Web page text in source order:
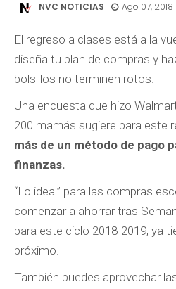
NVC NOTICIAS Ago 07, 2018
El regreso a clases está a la
diseña tu plan de compras y
bolsillos no terminen rotos.
Una encuesta que hizo
200 mamás sugiere para este
más de un método de pago
finanzas.
“Lo ideal” para las compras
comenzar a ahorrar tras
para este ciclo 2018-2019, ya
próximo.
También puedes aprovechar